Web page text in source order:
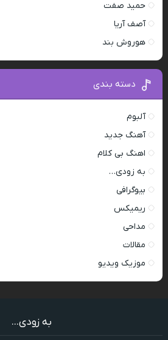
حمید صفت
آصف آریا
هوروش بند
دسته بندی
آلبوم
آهنگ جدید
اهنگ بی کلام
به زودی…
بیوگرافی
ریمیکس
مداحی
مقالات
موزیک ویدیو
به زودی...